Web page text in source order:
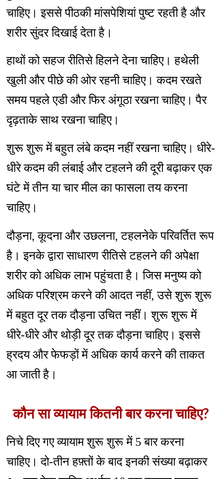
चाहिए। इससे पीठकी मांसपेशियां पुष्ट रहती है और
शरीर सुंदर दिखाई देता है।
हाथों को सहज रीतिसे हिलने देना चाहिए। हथेली
खुली और पीछे की ओर रहनी चाहिए। कदम रखते
समय पहले एडी और फिर अंगूठा रखना चाहिए। पैर
दृढ़ताके साथ रखना चाहिए।
शुरू शुरू में बहुत लंबे कदम नहीं रखना चाहिए। धीरे-
धीरे कदम की लंबाई और टहलने की दूरी बढ़ाकर एक
घंटे में तीन या चार मील का फासला तय करना
चाहिए।
दौड़ना, कूदना और उछलना, टहलनेके परिवर्तित रूप
है। इनके द्वारा साधारण रीतिसे टहलने की अपेक्षा
शरीर को अधिक लाभ पहुंचता है। जिस मनुष्य को
अधिक परिश्रम करने की आदत नहीं, उसे शुरू शुरू
में बहुत दूर तक दौड़ना उचित नहीं। शुरू शुरू में
धीरे-धीरे और थोड़ी दूर तक दौड़ना चाहिए। इससे
ह्रदय और फेफड़ों में अधिक कार्य करने की ताकत
आ जाती है।
कौन सा व्यायाम कितनी बार करना चाहिए?
निचे दिए गए व्यायाम शुरू शुरू में 5 बार करना
चाहिए। दो-तीन हफ़्तों के बाद इनकी संख्या बढ़ाकर